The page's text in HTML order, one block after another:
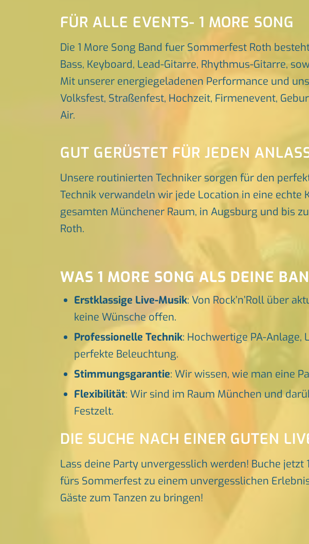
FÜR ALLE EVENTS- 1 MORE SONG
Die 1 More Song Band fuer Sommerfest Roth
Bass, Keyboard, Lead-Gitarre, Rhythmus-Gitarre,
Mit unserer energiegeladenen Performance und
Volksfest, Straßenfest, Hochzeit, Firmenevent,
Air.
GUT GERÜSTET FÜR JEDEN
Unsere routinierten Techniker sorgen für den
Technik verwandeln wir jede Location in eine
gesamten Münchener Raum, in Augsburg und bis
Roth.
WAS 1 MORE SONG ALS DEINE
Erstklassige Live-Musik: Von Rock’n’Roll über
keine Wünsche offen.
Professionelle Technik: Hochwertige PA-
perfekte Beleuchtung.
Stimmungsgarantie: Wir wissen, wie man eine
Flexibilität: Wir sind im Raum München und
Festzelt.
DIE SUCHE NACH EINER GUTEN
Lass deine Party unvergesslich werden! Buche jetzt
fürs Sommerfest zu einem unvergesslichen
Gäste zum Tanzen zu bringen!